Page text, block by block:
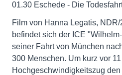
01.30 Eschede - Die
Film von Hanna Legatis,
befindet sich der ICE
seiner Fahrt von München
300 Menschen. Um kurz vor
Hochgeschwindigkeitszug